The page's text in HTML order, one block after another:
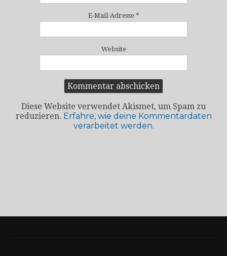
E-Mail-Adresse *
Website
Diese Website verwendet Akismet, um Spam zu
reduzieren. Erfahre, wie deine Kommentardaten
verarbeitet werden.